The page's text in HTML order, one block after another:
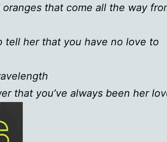
that come all the way
tell her that you have no love to
that you’ve always been her